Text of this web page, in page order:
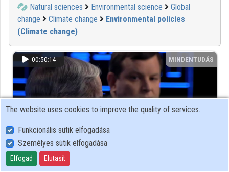
Natural sciences Environmental science
Global
change
Climate change
Environmental policies
(Climate change)
00:50:14 MINDENTUDÁS
The website uses cookies to improve the quality of services.
Funkcionális sütik elfogadása
Személyes sütik elfogadása
Elfogad Elutasít